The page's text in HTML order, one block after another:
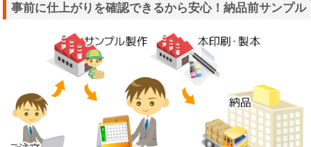
事前に仕上がりを確認できるから安心！納品前サンプル